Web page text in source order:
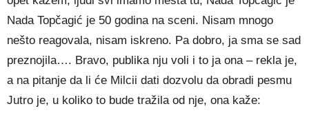
Nada Topčagić je 50 godina na sceni. Nisam mnogo
nešto reagovala, nisam iskreno. Pa dobro, ja sma se sad
preznojila…. Bravo, publika nju voli i to ja ona – rekla je,
a na pitanje da li će Milcii dati dozvolu da obradi pesmu
Jutro je, u koliko to bude tražila od nje, ona kaže: